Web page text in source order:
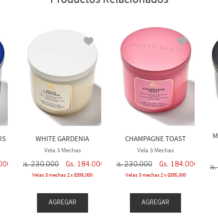
WHITE GARDENIA
Vela 3 Mechas
Gs. 230.000 Gs. 184.000
Velas 3 mechas 2 x ₲395,000
AGREGAR
CHAMPAGNE TOAST
Vela 3 Mechas
Gs. 230.000 Gs. 184.000
Velas 3 mechas 2 x ₲395,000
AGREGAR
Gs.